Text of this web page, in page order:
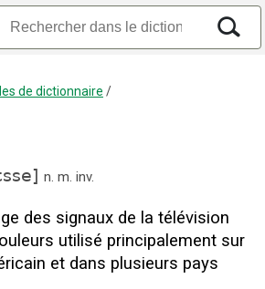
de dictionnaire /
] n. m. inv.
des signaux de la télévision
utilisé principalement sur
et dans plusieurs pays